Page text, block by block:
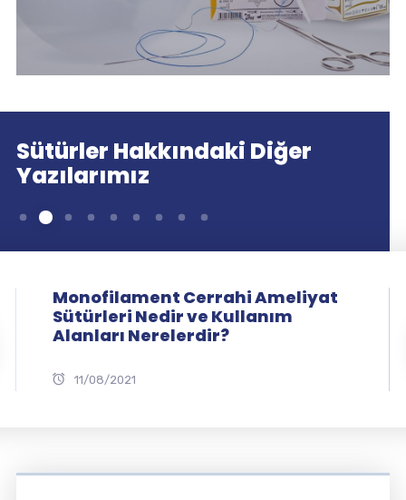
Sütürler Hakkındaki Diğer
Yazılarımız
Monofilament Cerrahi Ameliyat
Sütürleri Nedir ve Kullanım
Alanları Nerelerdir?
11/08/2021